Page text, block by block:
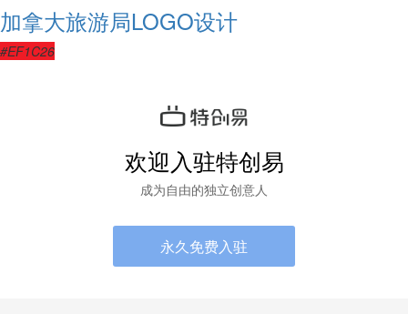
加拿大旅游局LOGO设计
#EF1C26
欢迎入驻特创易
成为自由的独立创意人
永久免费入驻